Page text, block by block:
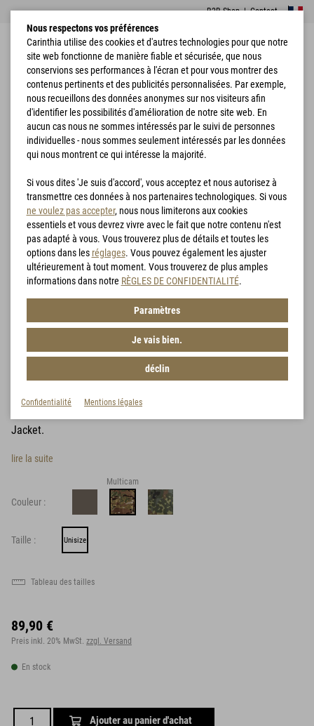
B2B Shop|Contact
Accueil Vêtements
Combat
Garments
Carinthia Combat Hood -
Carinthia Combat Hood - CCH
Article n° :MG8306
Jacket.
lire la suite
Couleur :
Multicam
Taille : Unisize
Tableau des tailles
89,90 €
Preis inkl. 20% MwSt. zzgl. Versand
En stock
Ajouter au panier d'achat
Nous respectons vos préférences
Carinthia utilise des cookies et d'autres technologies pour que notre
site web fonctionne de manière fiable et sécurisée, que nous
conservions ses performances à l'écran et pour vous montrer des
contenus pertinents et des publicités personnalisées. Par exemple,
nous recueillons des données anonymes sur nos visiteurs afin
d'identifier les possibilités d'amélioration de notre site web. En
aucun cas nous ne sommes intéressés par le suivi de personnes
individuelles - nous sommes seulement intéressés par les données
qui nous montrent ce qui intéresse la majorité.
Si vous dites 'Je suis d'accord', vous acceptez et nous autorisez à
transmettre ces données à nos partenaires technologiques. Si vous
ne voulez pas accepter, nous nous limiterons aux cookies
essentiels et vous devrez vivre avec le fait que notre contenu n'est
pas adapté à vous. Vous trouverez plus de détails et toutes les
options dans les réglages. Vous pouvez également les ajuster
ultérieurement à tout moment. Vous trouverez de plus amples
informations dans notre RÈGLES DE CONFIDENTIALITÉ.
Paramètres
Je vais bien.
déclin
Confidentialité Mentions légales